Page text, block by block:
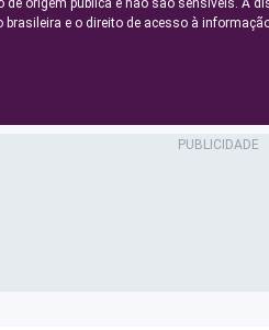
de origem pública e não são sensíveis. A
brasileira e o direito de acesso à